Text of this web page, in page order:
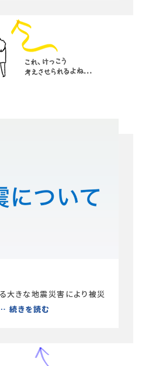
大きな地震災害により被災
続きを読む